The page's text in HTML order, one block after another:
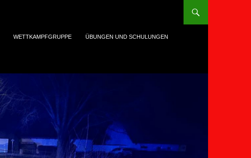
WETTKAMPFGRUPPE ÜBUNGEN UND SCHULUNGEN